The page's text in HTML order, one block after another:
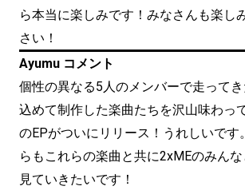
ら本当に楽しみです！みなさんも楽し
さい！
Ayumu コメント
個性の異なる5人のメンバーで走って
込めて制作した楽曲たちを沢山味わっ
のEPがついにリリース！うれしいです
らもこれらの楽曲と共に2xMEのみん
見ていきたいです！